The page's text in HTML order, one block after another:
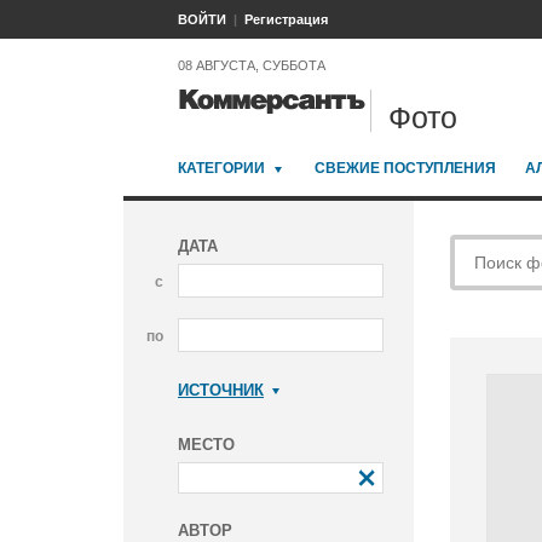
ВОЙТИ Регистрация
08 АВГУСТА, СУББОТА
Фото
КАТЕГОРИИ СВЕЖИЕ ПОСТУПЛЕНИЯ
ДАТА
с
по
ИСТОЧНИК
МЕСТО
АВТОР